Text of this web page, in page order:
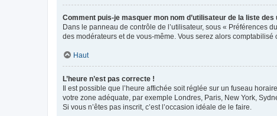
Comment puis-je masquer mon nom d’utilisateur de la liste
Dans le panneau de contrôle de l’utilisateur, sous « Préférences
des modérateurs et de vous-même. Vous serez alors
Haut
L’heure n’est pas correcte !
Il est possible que l’heure affichée soit réglée sur un fuseau
votre zone adéquate, par exemple Londres, Paris, New York,
Si vous n’êtes pas inscrit, c’est l’occasion idéale de le faire.